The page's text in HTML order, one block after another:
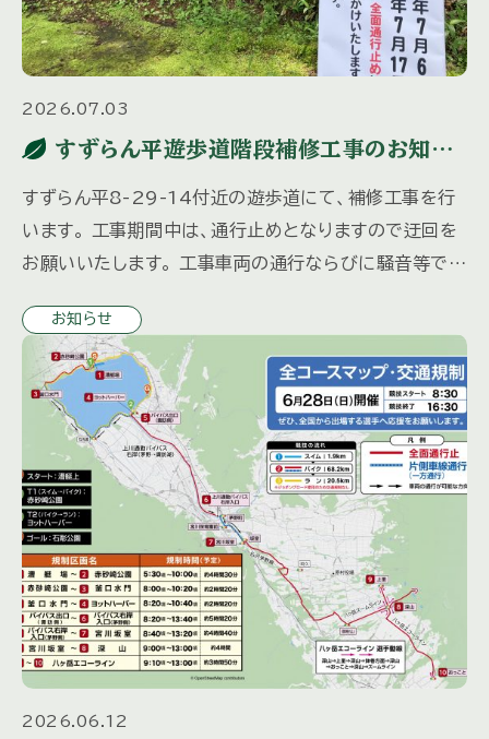
2026.07.03
すずらん平遊歩道階段補修工事のお知ら
すずらん平8-29-14付近の遊歩道にて、補修工事を行
います。 工事期間中は、通行止めとなりますので迂回を
お願いいたします。 工事車両の通行ならびに騒音等でご
で 何とぞ […]
お知らせ
2026.06.12